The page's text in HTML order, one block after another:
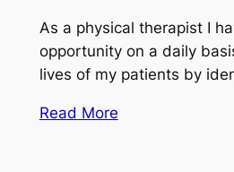
As a physical therapist I
opportunity on a daily
lives of my patients by
Read More